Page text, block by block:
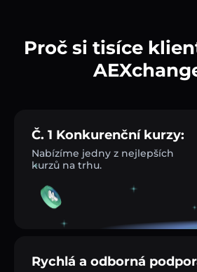
Proč si tisíce
Č. 1 Konkurenční kurzy:
Nabízíme jedny z nejlepších
kurzů na trhu.
Rychlá a odborná